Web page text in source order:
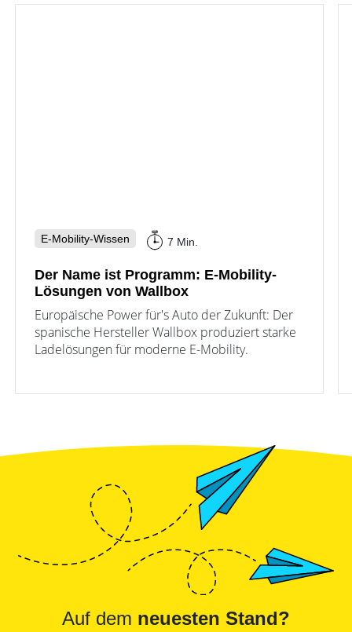
E-Mobility-Wissen 7 Min.
Der Name ist Programm: E-Mobility-
Lösungen von Wallbox
Europäische Power für's Auto der Zukunft: Der
spanische Hersteller Wallbox produziert starke
Ladelösungen für moderne E-Mobility.
Auf dem neuesten Stand?